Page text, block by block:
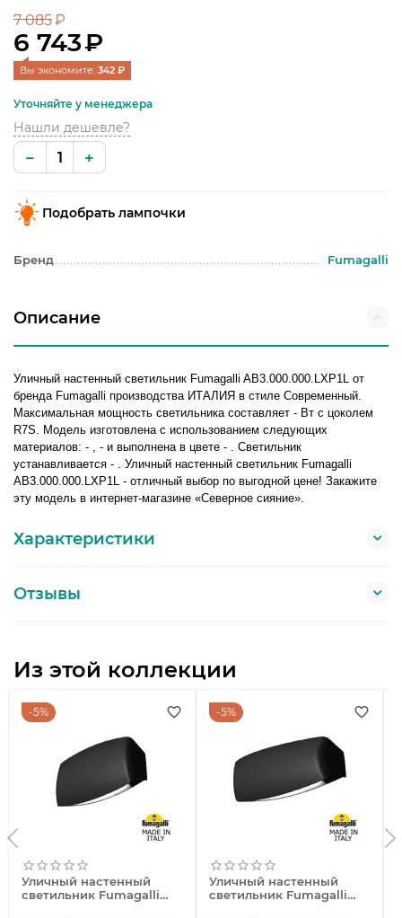
7 085₽
6 743₽
Вы экономите: 342 ₽
Уточняйте у менеджера
Нашли дешевле?
+
−
Подобрать лампочки
Бренд Fumagalli
Описание
Уличный настенный светильник Fumagalli AB3.000.000.LXP1L от
бренда Fumagalli производства ИТАЛИЯ в стиле Современный.
Максимальная мощность светильника составляет - Вт с цоколем
R7S. Модель изготовлена с использованием следующих
материалов: - , - и выполнена в цвете - . Светильник
устанавливается - . Уличный настенный светильник Fumagalli
AB3.000.000.LXP1L - отличный выбор по выгодной цене! Закажите
эту модель в интернет-магазине «Северное сияние».
Характеристики
Отзывы
Из этой коллекции
5%
Уличный настенный
светильник Fumagalli
5%
Уличный настенный
светильник Fumagalli
ЛАМПОЧКИ
ЭЛЕКТРОТОВАРЫ
КОМПЛЕКТУЮЩИЕ
ПРЕДМЕТЫ ИНТЕРЬЕРА
НОВОГОДНИЕ ТОВАРЫ